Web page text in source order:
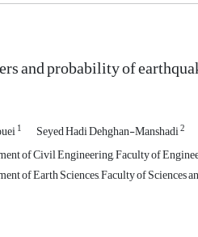
and probability of
1 Seyed Hadi Dehghan-Manshadi2
of Civil Engineering, Faculty of
of Earth Sciences, Faculty of